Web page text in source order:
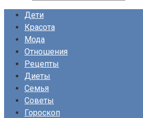
Дети
Красота
Мода
Отношения
Рецепты
Диеты
Семья
Советы
Гороскоп